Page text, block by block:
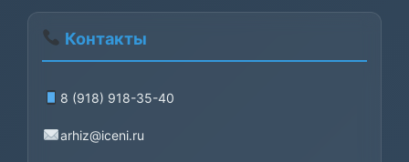
Контакты
8 (918) 918-35-40
arhiz@iceni.ru